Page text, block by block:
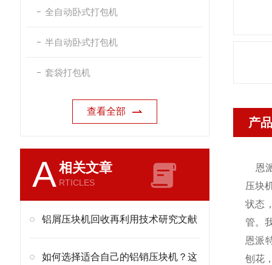
全自动卧式打包机
半自动卧式打包机
套袋打包机
查看全部
A相关文章
RTICLES
铝屑压块机回收再利用技术研究文献
如何选择适合自己的铝销压块机？这
产
恩
压块
状态
管。
恩派
刨花